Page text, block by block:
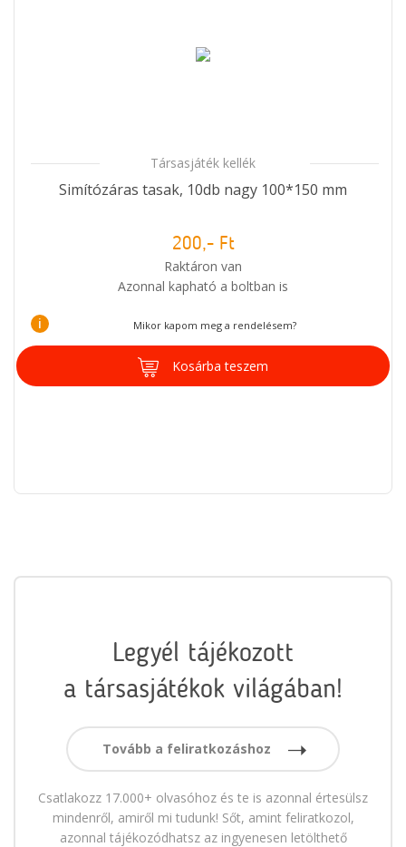
Társasjáték kellék
Simítózáras tasak, 10db nagy 100*150 mm
200,- Ft
Raktáron van
Azonnal kapható a boltban is
i Mikor kapom meg a rendelésem?
Kosárba teszem
Legyél tájékozott
a társasjátékok világában!
Tovább a feliratkozáshoz
Csatlakozz 17.000+ olvasóhoz és te is azonnal értesülsz
mindenről, amiről mi tudunk! Sőt, amint feliratkozol,
azonnal tájékozódhatsz az ingyenesen letölthető